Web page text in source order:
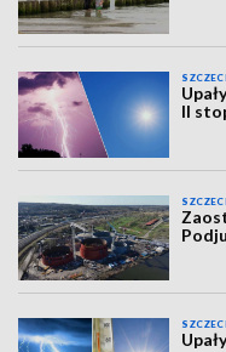
II